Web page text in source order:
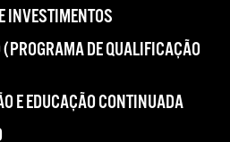
INVESTIMENTOS
(PROGRAMA DE QUALIFICAÇÃO
E EDUCAÇÃO CONTINUADA